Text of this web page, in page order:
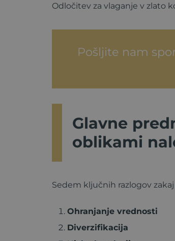
Odločitev za vlaganje v zlato
Pošljite nam
Glavne
oblikami
Sedem ključnih razlogov
Ohranjanje vrednosti
Diverzifikacija